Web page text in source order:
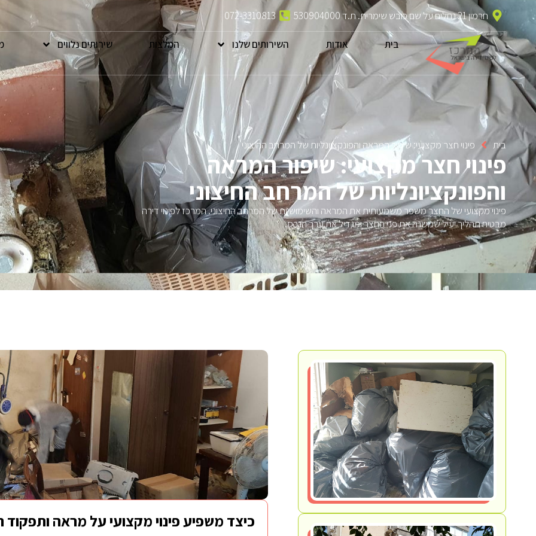
חרמון 21 נחלים על שם כובש שימרית. ת.ד 530904000 072-3310813
בית אודות השירותים שלנו המלצות שירותים נלווים
בית פינוי חצר מקצועי: שיפור המראה והפונקציונליות של המרחב החיצוני
פינוי חצר מקצועי: שיפור המראה
והפונקציונליות של המרחב החיצוני
פינוי מקצועי של החצר משפר משמעותית את המראה והשימושיות של המרחב החיצוני. המרכז לפינוי דירה
מבטיח תהליך יעיל שמשנה את פני החצר ומגדיל את ערך הנכס.
כיצד משפיע פינוי מקצועי על מראה ותפקוד